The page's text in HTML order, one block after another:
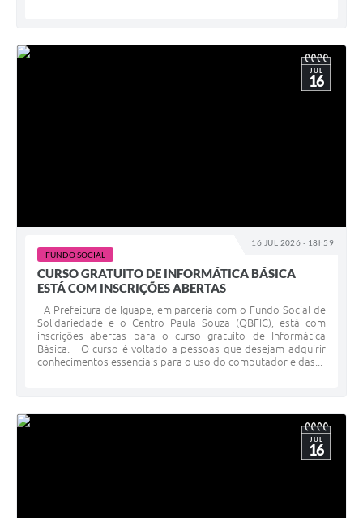
16 JUL 2026 - 18h59
JUL
16
FUNDO SOCIAL
CURSO GRATUITO DE INFORMÁTICA BÁSICA
ESTÁ COM INSCRIÇÕES ABERTAS
A Prefeitura de Iguape, em parceria com o Fundo Social de
Solidariedade e o Centro Paula Souza (QBFIC), está com
inscrições abertas para o curso gratuito de Informática
Básica. O curso é voltado a pessoas que desejam adquirir
conhecimentos essenciais para o uso do computador e das...
JUL
16